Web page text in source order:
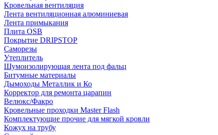
Кровельная вентиляция
Лента вентиляционная алюминиевая
Лента примыкания
Плита OSB
Покрытие DRIPSTOP
Саморезы
Утеплитель
Шумоизолирующая лента под фальц
Битумные материалы
Дымоходы Металлик и Ко
Корректор для ремонта царапин
Велюкс/Факро
Кровельные проходки Master Flash
Комплектующие прочие для мягкой кровли
Кожух на трубу